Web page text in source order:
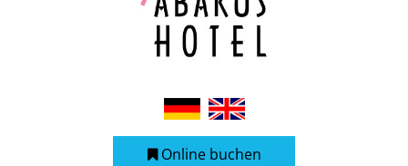
Online buchen